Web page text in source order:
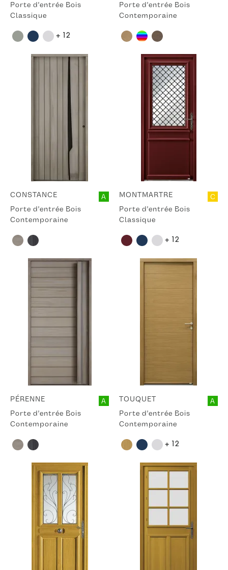
Porte d'entrée Bois
Classique
+ 12
Porte d'entrée Bois
Contemporaine
CONSTANCE
Porte d'entrée Bois
Contemporaine
A
MONTMARTRE
Porte d'entrée Bois
Classique
C
+ 12
PÉRENNE
Porte d'entrée Bois
Contemporaine
A
TOUQUET
Porte d'entrée Bois
Contemporaine
A
+ 12